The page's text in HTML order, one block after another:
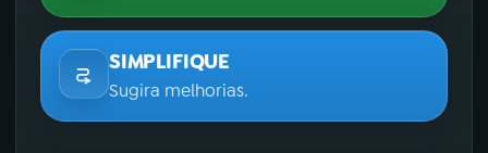
SIMPLIFIQUE
Sugira melhorias.